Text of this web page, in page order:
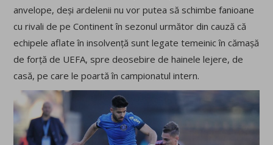
anvelope, deși ardelenii nu vor putea să schimbe fanioane
cu rivali de pe Continent în sezonul următor din cauză că
echipele aflate în insolvență sunt legate temeinic în cămașă
de forță de UEFA, spre deosebire de hainele lejere, de
casă, pe care le poartă în campionatul intern.